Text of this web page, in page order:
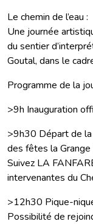
Le chemin de l’eau :
Une journée
du sentier
Goutal, dans le
Programme de la
>9h Inauguration
>9h30 Départ de
des fêtes la Grange
Suivez LA
intervenantes du
>12h30 Pique-
Possibilité de